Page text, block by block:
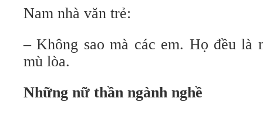
Nam nhà văn trẻ:
– Không sao mà các em. Họ đều là
mù lòa.
Những nữ thần ngành nghề